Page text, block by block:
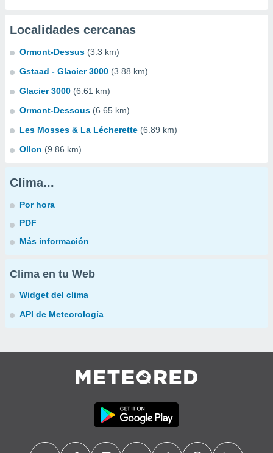
Localidades cercanas
Ormont-Dessus (3.3 km)
Gstaad - Glacier 3000 (3.88 km)
Glacier 3000 (6.61 km)
Ormont-Dessous (6.65 km)
Les Mosses & La Lécherette (6.89 km)
Ollon (9.86 km)
Clima...
Por hora
PDF
Más información
Clima en tu Web
Widget del clima
API de Meteorología